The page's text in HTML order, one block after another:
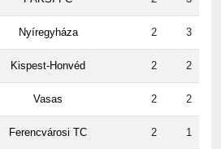
Kispest-Honvéd 2 2
Vasas 2 2
Ferencvárosi TC 2 1
DVSC 2 0